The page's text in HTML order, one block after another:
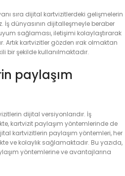
sıra dijital kartvizitlerdeki gelişmelerin
İş dünyasının dijitalleşmeyle beraber
sağlaması, iletişimi kolaylaştırarak
kartvizitler gözden ırak olmaktan
bir şekilde kullanılmaktadır.
paylaşım
dijital versiyonlarıdır. İş
kartvizit paylaşım yöntemlerinde de
kartvizitlerin paylaşım yöntemleri, her
ve kolaylık sağlamaktadır. Bu yazıda,
yöntemlerine ve avantajlarına